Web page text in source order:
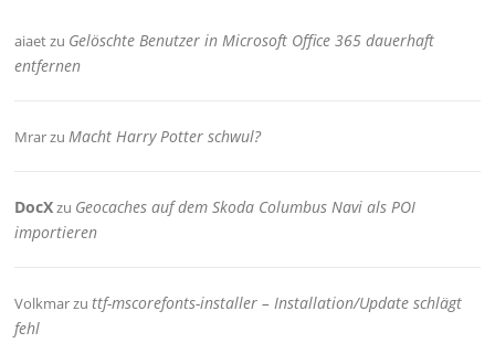
aiaetzu Gelöschte Benutzer in Microsoft Office 365 dauerhaft
entfernen
Mrarzu Macht Harry Potter schwul?
DocXzu Geocaches auf dem Skoda Columbus Navi als POI
importieren
Volkmarzuttf-mscorefonts-installer – Installation/Update schlägt
fehl